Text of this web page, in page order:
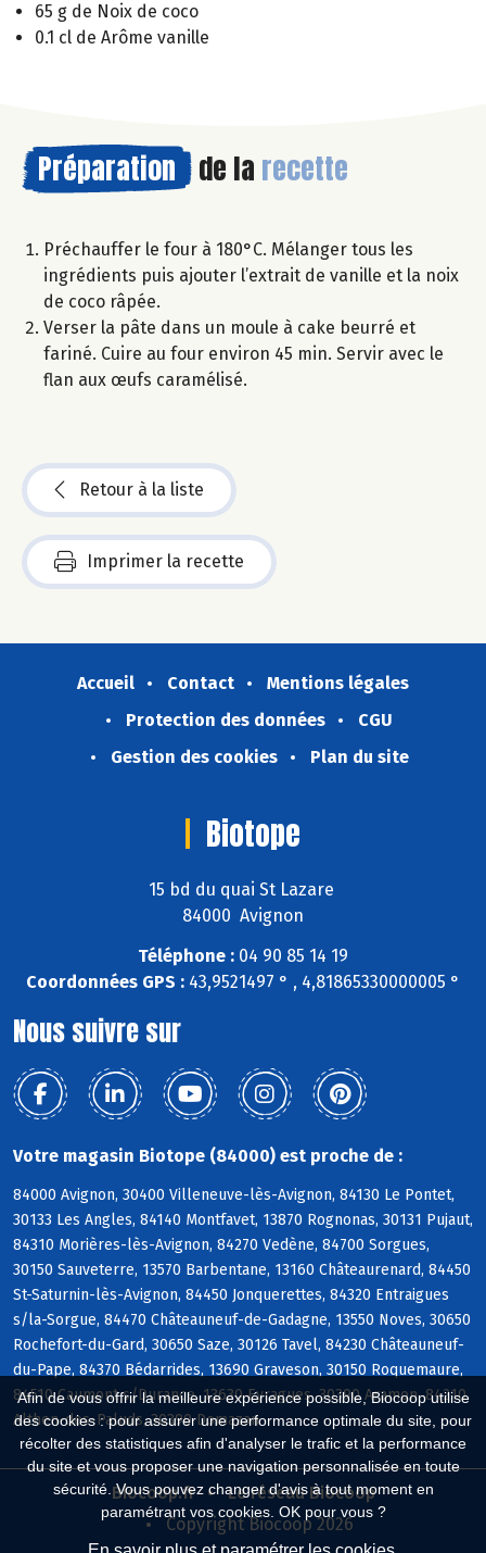
Afin de vous offrir la meilleure expérience possible, Biocoop utilise
des cookies : pour assurer une performance optimale du site, pour
récolter des statistiques afin d'analyser le trafic et la performance
du site et vous proposer une navigation personnalisée en toute
sécurité. Vous pouvez changer d'avis à tout moment en
paramétrant vos cookies. OK pour vous ?
65 g de Noix de coco
0.1 cl de Arôme vanille
Préparation de la recette
Préchauffer le four à 180°C. Mélanger tous les
ingrédients puis ajouter l’extrait de vanille et la noix
de coco râpée.
Verser la pâte dans un moule à cake beurré et
fariné. Cuire au four environ 45 min. Servir avec le
flan aux œufs caramélisé.
Retour à la liste
Imprimer la recette
Accueil Contact
Mentions légales
Protection des données
CGU
Gestion des cookies
Plan du site
Biotope
15 bd du quai St Lazare
84000 Avignon
Téléphone : 04 90 85 14 19
Coordonnées GPS : 43,9521497 ° , 4,81865330000005 °
Nous suivre sur
Votre magasin Biotope (84000) est proche de :
84000 Avignon, 30400 Villeneuve-lès-Avignon, 84130 Le Pontet,
30133 Les Angles, 84140 Montfavet, 13870 Rognonas, 30131 Pujaut,
84310 Morières-lès-Avignon, 84270 Vedène, 84700 Sorgues,
30150 Sauveterre, 13570 Barbentane, 13160 Châteaurenard, 84450
St-Saturnin-lès-Avignon, 84450 Jonquerettes, 84320 Entraigues
s/la-Sorgue, 84470 Châteauneuf-de-Gadagne, 13550 Noves, 30650
Rochefort-du-Gard, 30650 Saze, 30126 Tavel, 84230 Châteauneuf-
du-Pape, 84370 Bédarrides, 13690 Graveson, 30150 Roquemaure,
84510 Caumont s/Durance, 13630 Eyragues, 30390 Aramon, 84210
Althen-des-Paluds, 30390 Domazan
Biocoop.fr
Le réseau Biocoop
Copyright Biocoop 2026